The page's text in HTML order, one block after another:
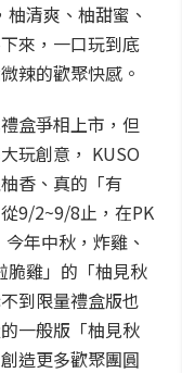
清爽、柚甜蜜、
來，一口玩到底
辣的歡聚快感。
盒爭相上市，但
玩創意， KUSO
香、真的「有
9/2~9/8止，在PK
年中秋，炸雞、
脆雞」的「柚見秋
到限量禮盒版也
一般版「柚見秋
造更多歡聚團圓